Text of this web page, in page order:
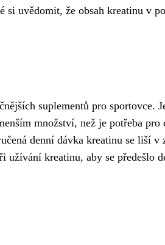
uvědomit, že obsah kreatinu v
suplementů pro sportovce.
množství, než je potřeba
denní dávka kreatinu se liší
užívání kreatinu, aby se